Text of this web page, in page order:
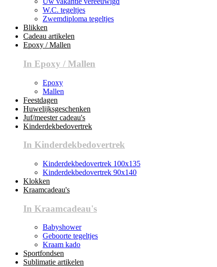
W.C. tegeltjes
Zwemdiploma tegeltjes
Blikken
Cadeau artikelen
Epoxy / Mallen
In Epoxy / Mallen
Epoxy
Mallen
Feestdagen
Huwelijksgeschenken
Juf/meester cadeau's
Kinderdekbedovertrek
In Kinderdekbedovertrek
Kinderdekbedovertrek 100x135
Kinderdekbedovertrek 90x140
Klokken
Kraamcadeau's
In Kraamcadeau's
Babyshower
Geboorte tegeltjes
Kraam kado
Sportfondsen
Sublimatie artikelen